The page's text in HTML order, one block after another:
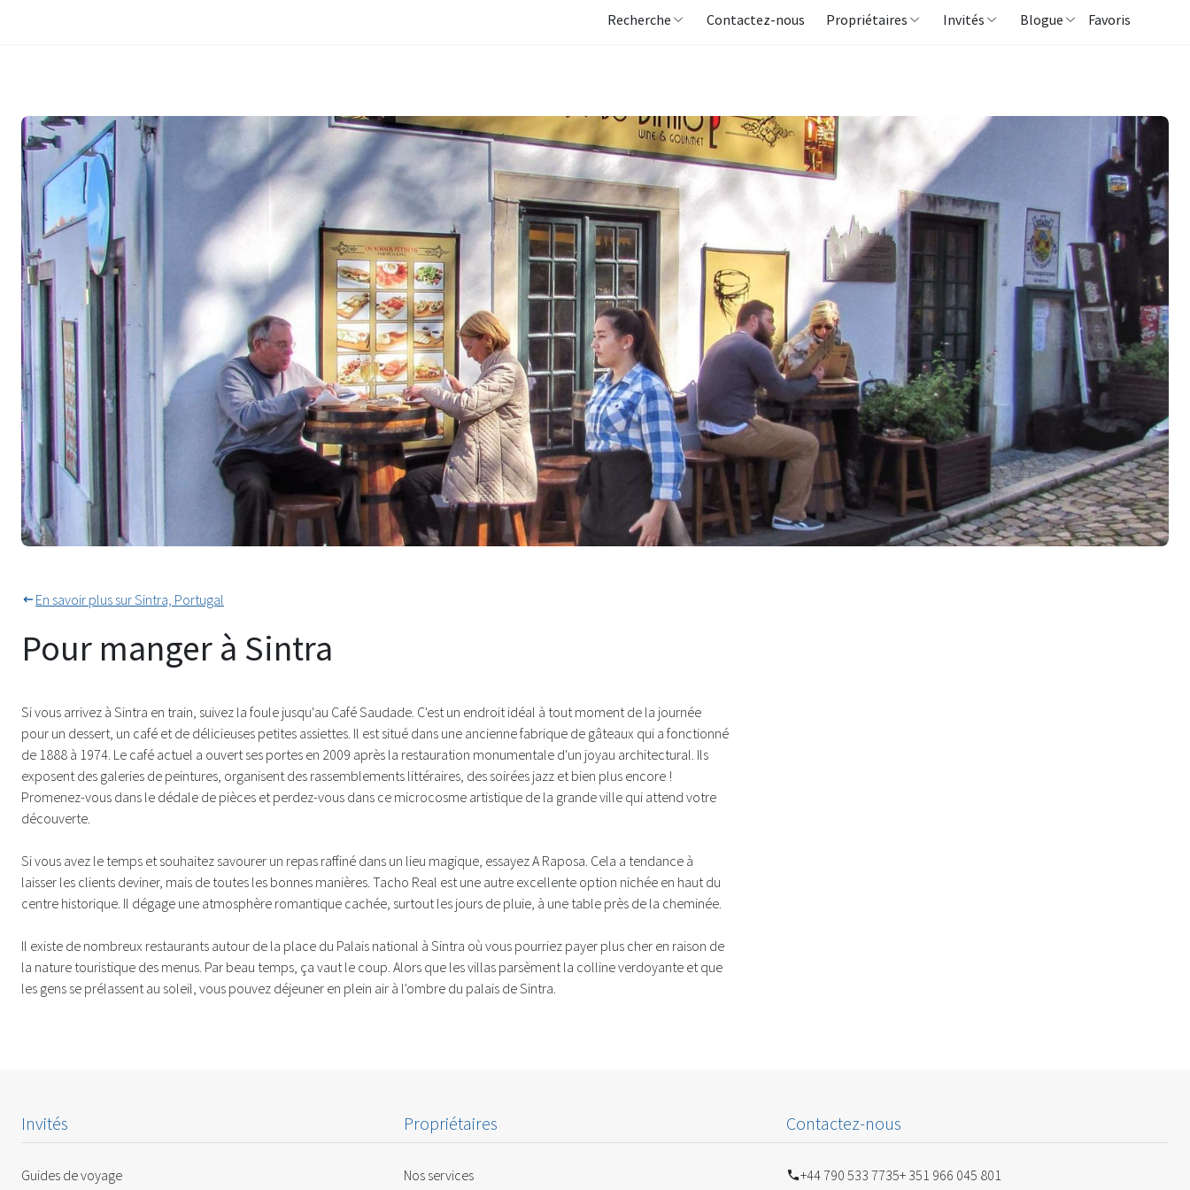
Recherche Contactez-nous Propriétaires Invités Blogue Favoris
En savoir plus sur Sintra, Portugal
Pour manger à Sintra
Si vous arrivez à Sintra en train, suivez la foule jusqu'au Café Saudade. C'est un endroit idéal à tout moment de la journée
pour un dessert, un café et de délicieuses petites assiettes. Il est situé dans une ancienne fabrique de gâteaux qui a fonctionné
de 1888 à 1974. Le café actuel a ouvert ses portes en 2009 après la restauration monumentale d'un joyau architectural. Ils
exposent des galeries de peintures, organisent des rassemblements littéraires, des soirées jazz et bien plus encore !
Promenez-vous dans le dédale de pièces et perdez-vous dans ce microcosme artistique de la grande ville qui attend votre
découverte.
Si vous avez le temps et souhaitez savourer un repas raffiné dans un lieu magique, essayez A Raposa. Cela a tendance à
laisser les clients deviner, mais de toutes les bonnes manières. Tacho Real est une autre excellente option nichée en haut du
centre historique. Il dégage une atmosphère romantique cachée, surtout les jours de pluie, à une table près de la cheminée.
Il existe de nombreux restaurants autour de la place du Palais national à Sintra où vous pourriez payer plus cher en raison de
la nature touristique des menus. Par beau temps, ça vaut le coup. Alors que les villas parsèment la colline verdoyante et que
les gens se prélassent au soleil, vous pouvez déjeuner en plein air à l'ombre du palais de Sintra.
Invités
Guides de voyage
Propriétaires
Nos services
Contactez-nous
+44 790 533 7735+ 351 966 045 801